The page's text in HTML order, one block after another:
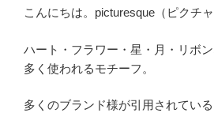
こんにちは。picturesque（ピクチ
ハート・フラワー・星・月・リボ
多く使われるモチーフ。
多くのブランド様が引用されてい